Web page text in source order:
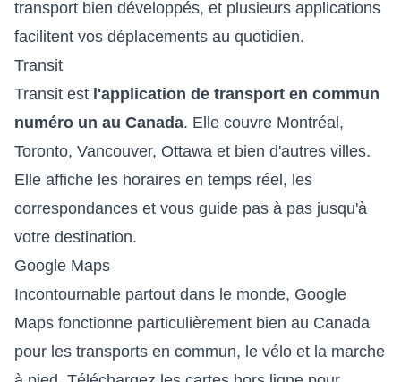
transport bien développés, et plusieurs applications
facilitent vos déplacements au quotidien.
Transit
Transit est l'application de transport en commun
numéro un au Canada. Elle couvre Montréal,
Toronto, Vancouver, Ottawa et bien d'autres villes.
Elle affiche les horaires en temps réel, les
correspondances et vous guide pas à pas jusqu'à
votre destination.
Google Maps
Incontournable partout dans le monde, Google
Maps fonctionne particulièrement bien au Canada
pour les transports en commun, le vélo et la marche